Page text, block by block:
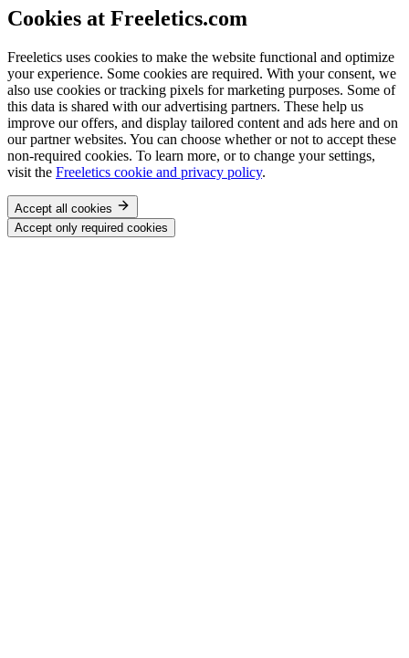
Cookies at Freeletics.com
Freeletics uses cookies to make the website functional and optimize
your experience. Some cookies are required. With your consent, we
also use cookies or tracking pixels for marketing purposes. Some of
this data is shared with our advertising partners. These help us
improve our offers, and display tailored content and ads here and on
our partner websites. You can choose whether or not to accept these
non-required cookies. To learn more, or to change your settings,
visit the Freeletics cookie and privacy policy.
Accept all cookies
Accept only required cookies